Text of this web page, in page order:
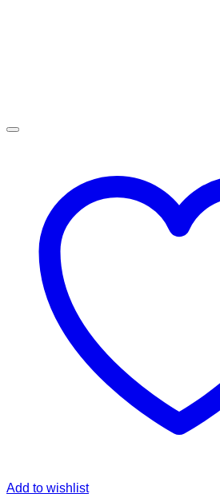
Add to wishlist